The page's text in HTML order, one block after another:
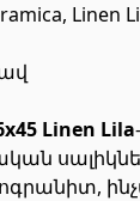
խցանից (3)
Linen
Linen Lila